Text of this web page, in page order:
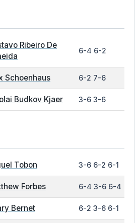
Ribeiro De
6-4 6-2
Schoenhaus 6-2 7-6
Budkov Kjaer 3-6 3-6
Tobon 3-6 6-2 6-1
Forbes 6-4 3-6 6-4
Bernet 6-2 3-6 6-1